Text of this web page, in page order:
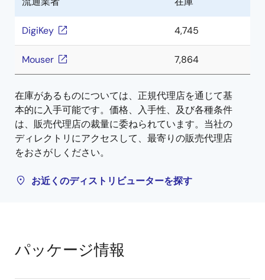
DigiKey 4,745
Mouser 7,864
在庫があるものについては、正規代理店を通じて基
本的に入手可能です。価格、入手性、及び各種条件
は、販売代理店の裁量に委ねられています。当社の
ディレクトリにアクセスして、最寄りの販売代理店
をおさがしください。
お近くのディストリビューターを探す
パッケージ情報